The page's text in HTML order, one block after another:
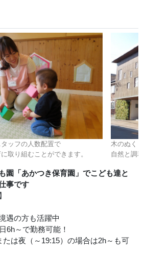
ッフの人数配置で
取り組むことができます。
木のぬく
自然と調
園「あかつき保育園」でこども達と
事です
遇の方も活躍中
6h～で勤務可能！
たは夜（～19:15）の場合は2h～も可